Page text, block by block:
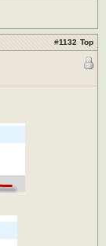
#1132 Top